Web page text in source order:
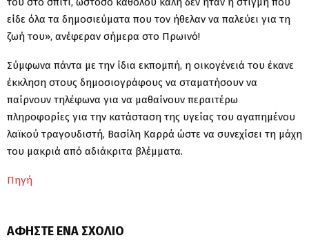
είδε όλα τα δημοσιεύματα που τον ήθελαν να παλεύει για τη
ζωή του», ανέφεραν σήμερα στο Πρωινό!
Σύμφωνα πάντα με την ίδια εκπομπή, η οικογένειά του έκανε
έκκληση στους δημοσιογράφους να σταματήσουν να
παίρνουν τηλέφωνα για να μαθαίνουν περαιτέρω
πληροφορίες για την κατάσταση της υγείας του αγαπημένου
λαϊκού τραγουδιστή, Βασίλη Καρρά ώστε να συνεχίσει τη μάχη
του μακριά από αδιάκριτα βλέμματα.
Πηγή
ΑΦΉΣΤΕ ΈΝΑ ΣΧΌΛΙΟ